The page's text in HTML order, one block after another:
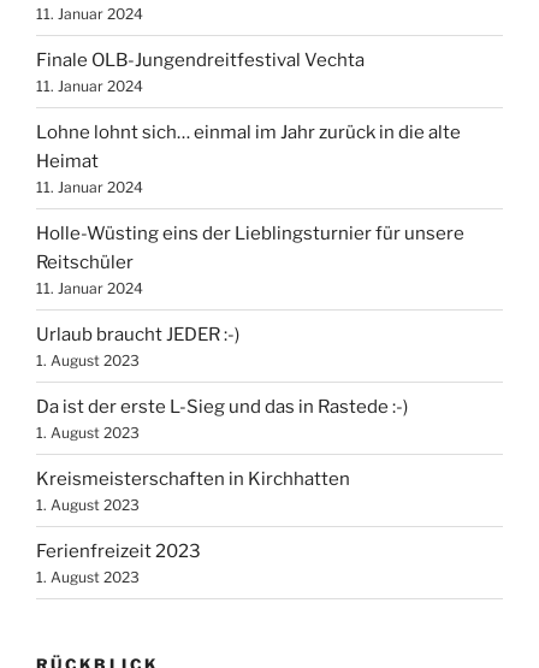
11. Januar 2024
Finale OLB-Jungendreitfestival Vechta
11. Januar 2024
Lohne lohnt sich… einmal im Jahr zurück in die alte
Heimat
11. Januar 2024
Holle-Wüsting eins der Lieblingsturnier für unsere
Reitschüler
11. Januar 2024
Urlaub braucht JEDER :-)
1. August 2023
Da ist der erste L-Sieg und das in Rastede :-)
1. August 2023
Kreismeisterschaften in Kirchhatten
1. August 2023
Ferienfreizeit 2023
1. August 2023